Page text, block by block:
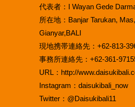
代表者：I Wayan Gede
所在地：Banjar Tarukan,
Gianyar,BALI
現地携帯連絡先：+62-813-
事務所連絡先：+62-361-
URL：http://
Instagram：daisukibali_now
Twitter：@Daisukibali11